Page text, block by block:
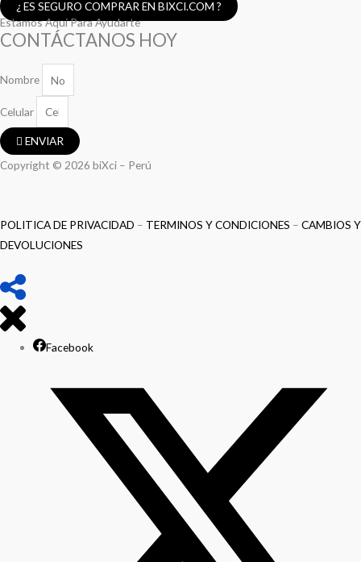
¿ ES SEGURO COMPRAR EN BIXCI.COM ?
Estamos Aquí Para Ayudarte
CONTÁCTANOS HOY
Nombre
Celular
ENVIAR
Copyright © 2026 biXci – Perú
POLITICA DE PRIVACIDAD – TERMINOS Y CONDICIONES – CAMBIOS Y
DEVOLUCIONES
Facebook